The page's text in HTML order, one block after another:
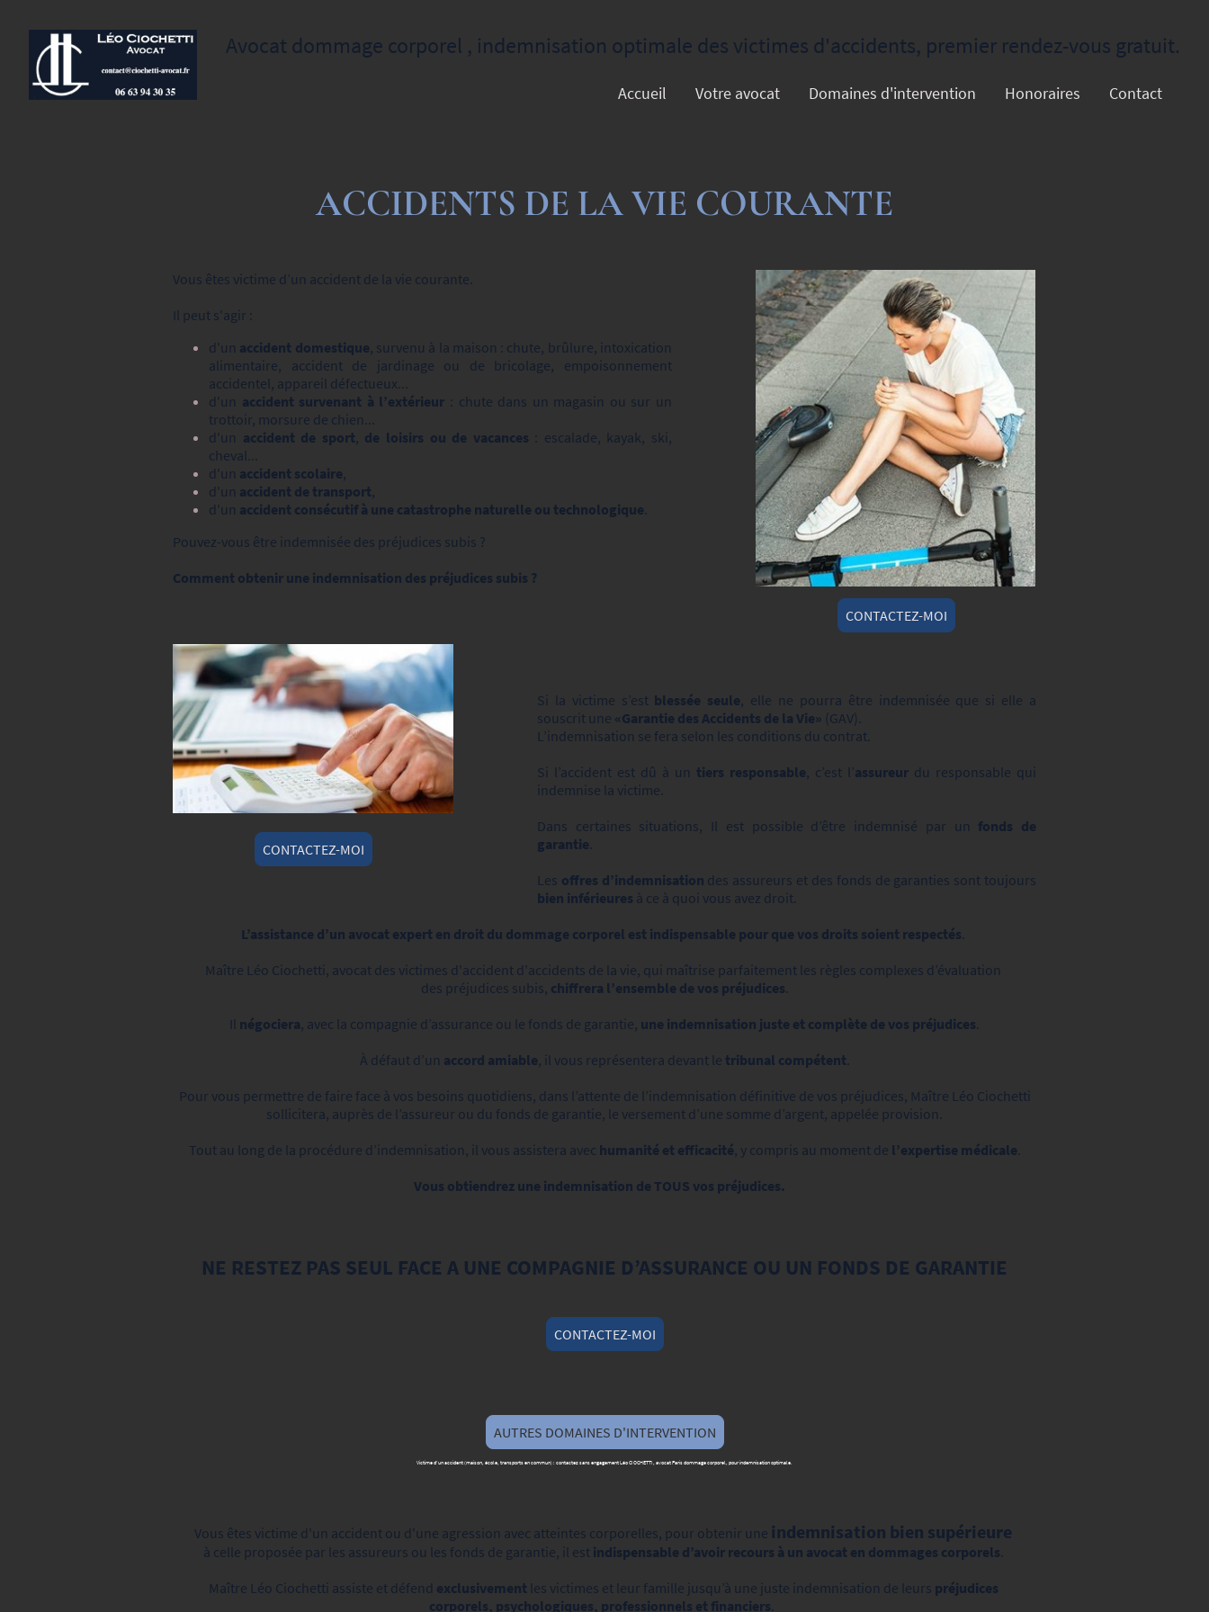
Avocat dommage corporel , indemnisation optimale des victimes d'accidents, premier rendez-vous gratuit.
Accueil Votre avocat Domaines d'intervention Honoraires Contact
ACCIDENTS DE LA VIE COURANTE
Vous êtes victime d’un accident de la vie courante.
Il peut s'agir :
d'un accident domestique, survenu à la maison : chute, brûlure, intoxication
alimentaire, accident de jardinage ou de bricolage, empoisonnement
accidentel, appareil défectueux...
d'un accident survenant à l’extérieur : chute dans un magasin ou sur un
trottoir, morsure de chien...
d'un accident de sport, de loisirs ou de vacances : escalade, kayak, ski,
cheval...
d'un accident scolaire,
d'un accident de transport,
d'un accident consécutif à une catastrophe naturelle ou technologique
Pouvez-vous être indemnisée des préjudices subis ?
Comment obtenir une indemnisation des préjudices subis ?
CONTACTEZ-MOI
Si la victime s’est blessée seule, elle ne pourra être indemnisée que si elle a
souscrit une «Garantie des Accidents de la Vie» (GAV).
L’indemnisation se fera selon les conditions du contrat.
Si l’accident est dû à un tiers responsable, c’est l’assureur du responsable qui
indemnise la victime.
Dans certaines situations, Il est possible d’être indemnisé par un fonds de
garantie
Les offres d’indemnisation des assureurs et des fonds de garanties sont toujours
bien inférieures à ce à quoi vous avez droit.
CONTACTEZ-MOI
L’assistance d’un avocat expert en droit du dommage corporel est indispensable pour que vos droits soient respectés
Maître Léo Ciochetti, avocat des victimes d'accident d'accidents de la vie, qui maîtrise parfaitement les règles complexes d’évaluation
des préjudices subis, chiffrera l’ensemble de vos préjudices
Il négociera, avec la compagnie d’assurance ou le fonds de garantie, une indemnisation juste et complète de vos préjudices
À défaut d’un accord amiable, il vous représentera devant le tribunal compétent
Pour vous permettre de faire face à vos besoins quotidiens, dans l’attente de l’indemnisation définitive de vos préjudices, Maître Léo Ciochetti
sollicitera, auprès de l’assureur ou du fonds de garantie, le versement d’une somme d’argent, appelée provision.
Tout au long de la procédure d’indemnisation, il vous assistera avec humanité et efficacité, y compris au moment de l’expertise médicale
Vous obtiendrez une indemnisation de TOUS vos préjudices.
NE RESTEZ PAS SEUL FACE A UNE COMPAGNIE D’ASSURANCE OU UN FONDS DE GARANTIE
CONTACTEZ-MOI
AUTRES DOMAINES D'INTERVENTION
Victime d’un accident (maison, école, transports en commun) : contactez sans engagement Léo CIOCHETTI, avocat Paris dommage corporel, pour indemnisation optimale.
Vous êtes victime d'un accident ou d'une agression avec atteintes corporelles, pour obtenir une indemnisation bien supérieure
à celle proposée par les assureurs ou les fonds de garantie, il est indispensable d’avoir recours à un avocat en dommages corporels
Maître Léo Ciochetti assiste et défend exclusivement les victimes et leur famille jusqu’à une juste indemnisation de leurs préjudices
corporels, psychologiques, professionnels et financiers